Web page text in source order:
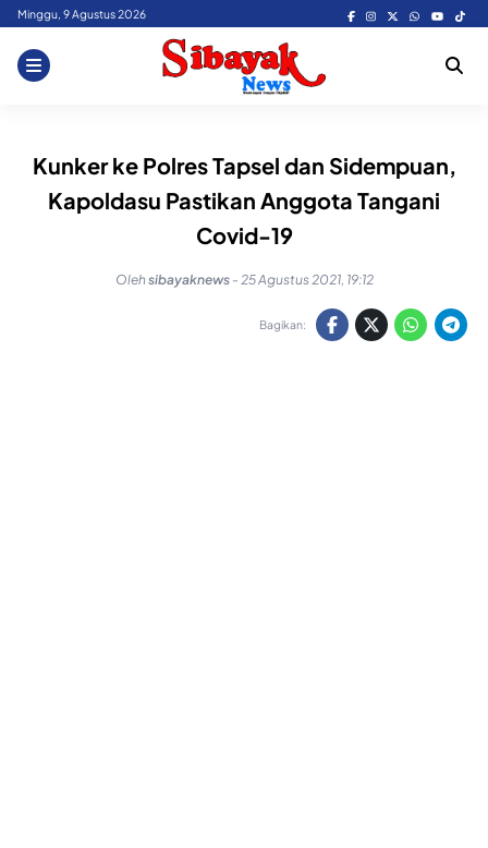
Skip
content
Minggu, 9 Agustus 2026
Kunker ke Polres Tapsel dan Sidempuan,
Kapoldasu Pastikan Anggota Tangani
Covid-19
Olehsibayaknews - 25 Agustus 2021, 19:12
Bagikan: